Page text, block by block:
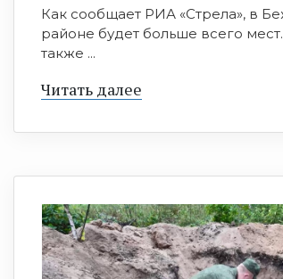
Как сообщает РИА «Стрела», в
районе будет больше всего
также ...
Читать далее